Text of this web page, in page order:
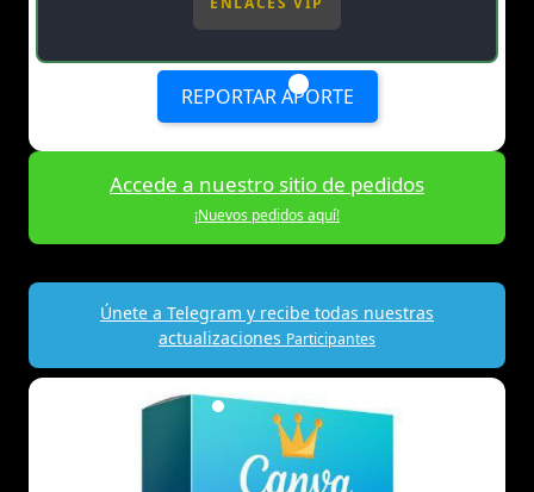
REPORTAR APORTE
Accede a nuestro sitio de pedidos
¡Nuevos pedidos aquí!
Únete a Telegram y recibe todas nuestras
actualizaciones Participantes